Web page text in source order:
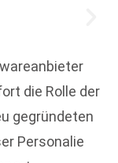
die Rolle der
gegründeten
Personalie